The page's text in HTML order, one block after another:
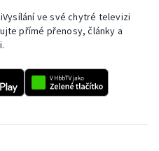
ve své chytré televizi
přímé přenosy, články a